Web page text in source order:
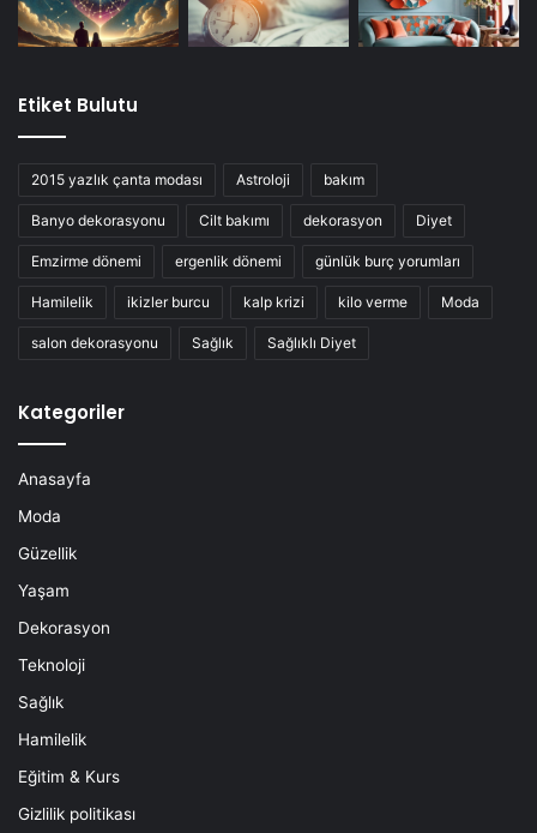
Etiket Bulutu
2015 yazlık çanta modası Astroloji bakım
Banyo dekorasyonu Cilt bakımı dekorasyon Diyet
Emzirme dönemi ergenlik dönemi günlük burç yorumları
Hamilelik ikizler burcu kalp krizi kilo verme Moda
salon dekorasyonu Sağlık Sağlıklı Diyet
Kategoriler
Anasayfa
Moda
Güzellik
Yaşam
Dekorasyon
Teknoloji
Sağlık
Hamilelik
Eğitim & Kurs
Gizlilik politikası